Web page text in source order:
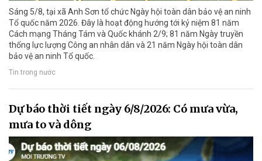
Sáng 5/8, tại xã Anh Sơn tổ chức Ngày hội toàn dân bảo vệ an ninh
Tổ quốc năm 2026. Đây là hoạt động hướng tới kỷ niệm 81 năm
Cách mạng Tháng Tám và Quốc khánh 2/9; 81 năm Ngày truyền
thống lực lượng Công an nhân dân và 21 năm Ngày hội toàn dân
bảo vệ an ninh Tổ quốc.
Tin trong nước
Dự báo thời tiết ngày 6/8/2026: Có mưa vừa,
mưa to và dông